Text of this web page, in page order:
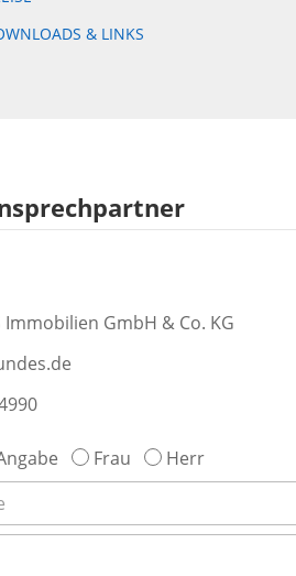
& LINKS
Immobilien GmbH & Co. KG
Frau Herr